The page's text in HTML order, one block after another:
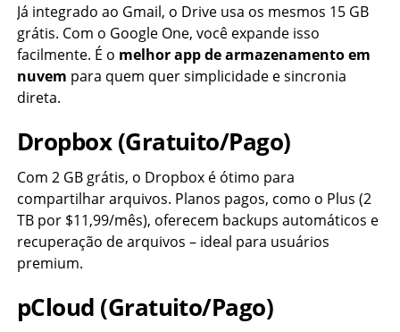
Já integrado ao Gmail, o Drive usa os mesmos 15 GB
grátis. Com o Google One, você expande isso
facilmente. É o melhor app de armazenamento em
nuvem para quem quer simplicidade e sincronia
direta.
Dropbox (Gratuito/Pago)
Com 2 GB grátis, o Dropbox é ótimo para
compartilhar arquivos. Planos pagos, como o Plus (2
TB por $11,99/mês), oferecem backups automáticos e
recuperação de arquivos – ideal para usuários
premium.
pCloud (Gratuito/Pago)